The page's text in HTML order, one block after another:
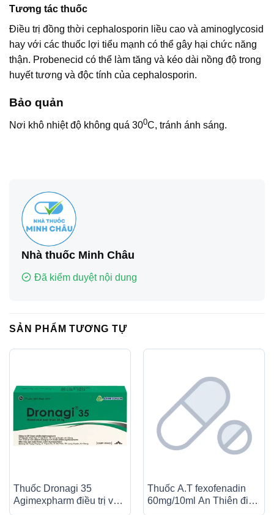
Tương tác thuốc
Điều trị đồng thời cephalosporin liều cao và aminoglycosid
hay với các thuốc lợi tiểu mạnh có thể gây hại chức năng
thận. Probenecid có thể làm tăng và kéo dài nồng độ trong
huyết tương và độc tính của cephalosporin.
Bảo quản
Nơi khô nhiệt độ không quá 300C, tránh ánh sáng.
Nhà thuốc Minh Châu
Đã kiểm duyệt nội dung
SẢN PHẨM TƯƠNG TỰ
Thuốc Dronagi 35
Agimexpharm điều trị và
Thuốc A.T fexofenadin
60mg/10ml An Thiên điều